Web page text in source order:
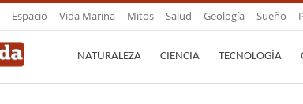
Espacio Vida Marina Mitos Salud Geología Sueño
NATURALEZA CIENCIA TECNOLOGÍA